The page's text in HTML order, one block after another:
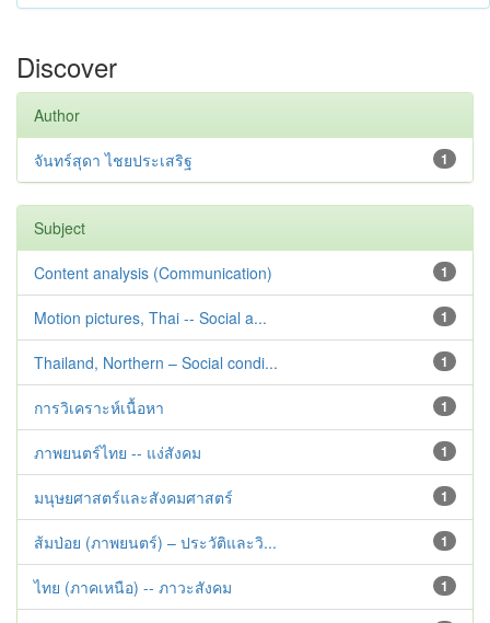
Discover
Author
1
จันทร์สุดา ไชยประเสริฐ
Subject
1
Content analysis (Communication)
1
Motion pictures, Thai -- Social a...
1
Thailand, Northern – Social condi...
1
การวิเคราะห์เนื้อหา
1
ภาพยนตร์ไทย -- แง่สังคม
1
มนุษยศาสตร์และสังคมศาสตร์
1
ส้มป่อย (ภาพยนตร์) – ประวัติและวิ...
1
ไทย (ภาคเหนือ) -- ภาวะสังคม